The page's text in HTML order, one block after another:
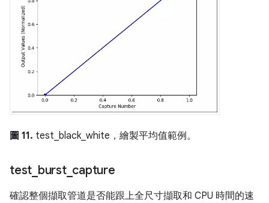
圖 11. test_black_white，繪製平均值範例。
test burst_ capture
確認整個擷取管道是否能跟上全尺寸擷取和 CPU 時間的速